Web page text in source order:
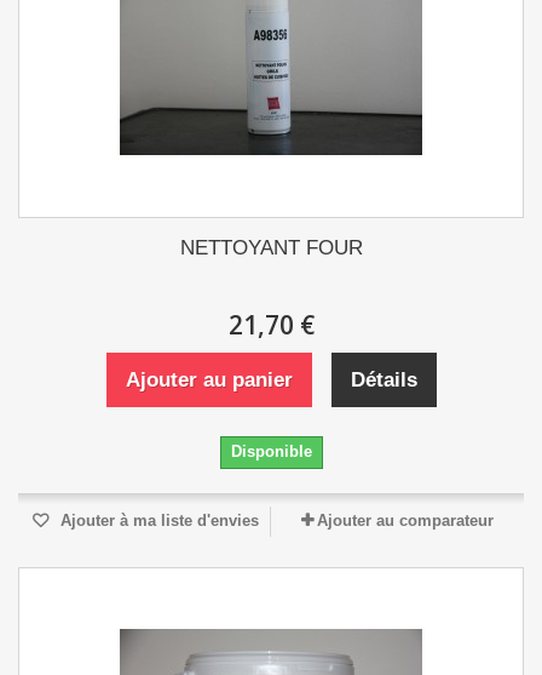
NETTOYANT FOUR
21,70 €
Ajouter au panier Détails
Disponible
Ajouter à ma liste d'envies Ajouter au comparateur